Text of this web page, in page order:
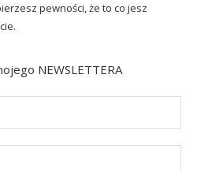
pewności, że to co jesz
NEWSLETTERA